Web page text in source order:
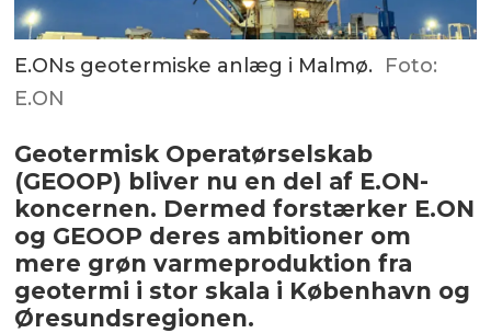
E.ONs geotermiske anlæg i Malmø. Foto:
E.ON
Geotermisk Operatørselskab
(GEOOP) bliver nu en del af E.ON-
koncernen. Dermed forstærker E.ON
og GEOOP deres ambitioner om
mere grøn varmeproduktion fra
geotermi i stor skala i København og
Øresundsregionen.